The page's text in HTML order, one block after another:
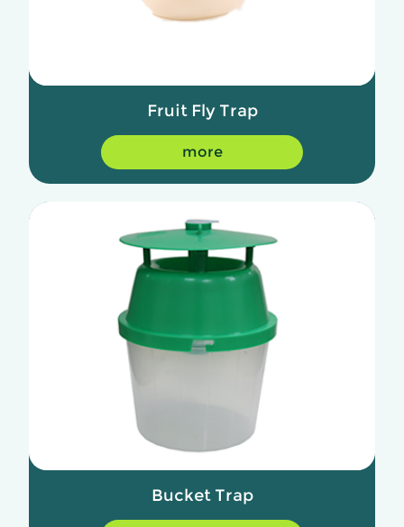
Fruit Fly Trap
more
Bucket Trap